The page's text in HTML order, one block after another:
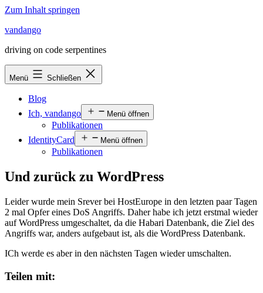
Zum Inhalt springen
vandango
driving on code serpentines
Menü Schließen
Blog
Ich, vandango
Menü öffnen
Publikationen
IdentityCard
Menü öffnen
Publikationen
Und zurück zu WordPress
Leider wurde mein Srever bei HostEurope in den letzten paar Tagen
2 mal Opfer eines DoS Angriffs. Daher habe ich jetzt erstmal wieder
auf WordPress umgeschaltet, da die Habari Datenbank, die Ziel des
Angriffs war, anders aufgebaut ist, als die WordPress Datenbank.
ICh werde es aber in den nächsten Tagen wieder umschalten.
Teilen mit: